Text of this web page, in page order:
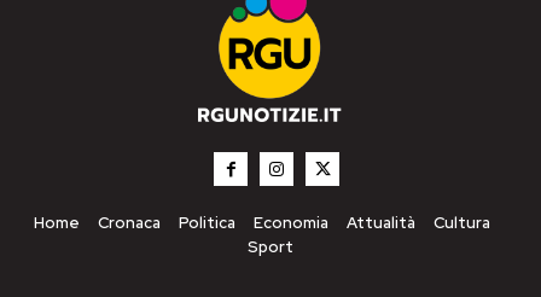
Home Cronaca Politica Economia Attualità
Cultura
Sport